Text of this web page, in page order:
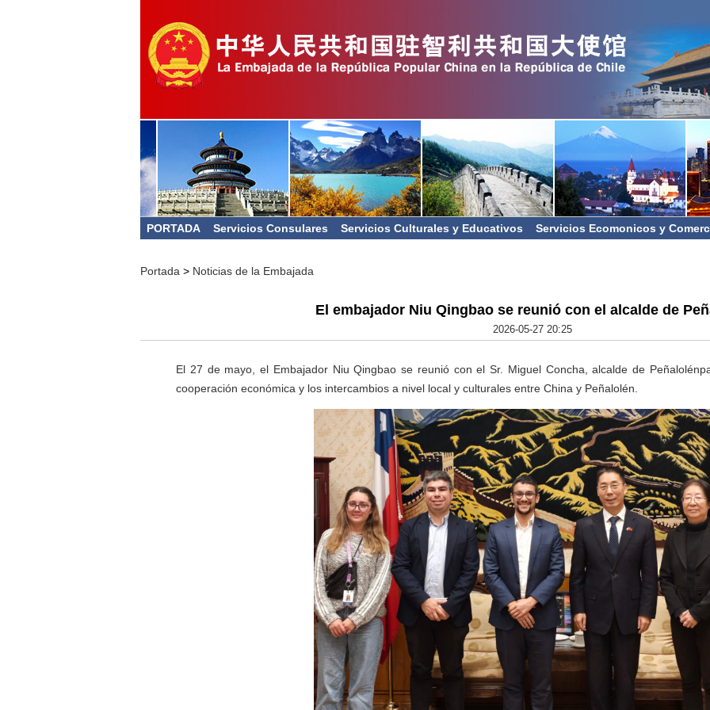
PORTADA Servicios Consulares Servicios Culturales y Educativos Servicios Ecomonicos y
Portada > Noticias de la Embajada
El embajador Niu Qingbao se reunió con el alcalde de
2026-05-27 20:25
El 27 de mayo , el Embajador Niu Qingbao se reunió conel Sr. Miguel Concha , alcalde de Peñalolén
cooperación económica y los intercambios a nivel local y culturales entre China y Peñalolén